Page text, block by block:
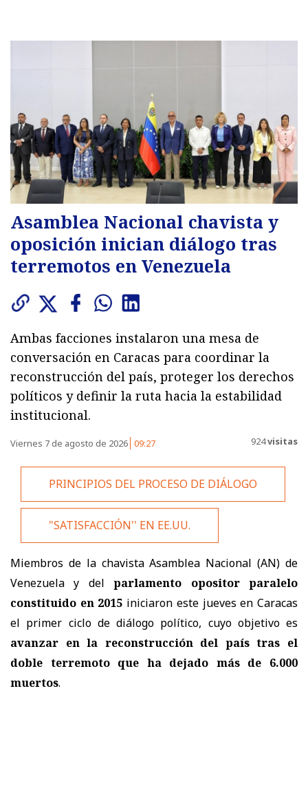
Asamblea Nacional chavista y
oposición inician diálogo tras
terremotos en Venezuela
Ambas facciones instalaron una mesa de
conversación en Caracas para coordinar la
reconstrucción del país, proteger los derechos
políticos y definir la ruta hacia la estabilidad
institucional.
Viernes 7 de agosto de 2026 09:27 924visitas
PRINCIPIOS DEL PROCESO DE DIÁLOGO
"SATISFACCIÓN'' EN EE.UU.
Miembros de la chavista Asamblea Nacional (AN) de
Venezuela y delparlamento opositor paralelo
constituido en 2015 iniciaron este jueves en Caracas
el primer ciclo de diálogo político, cuyo objetivo es
avanzar en la reconstrucción del país tras el
doble terremoto que ha dejado más de 6.000
muertos.